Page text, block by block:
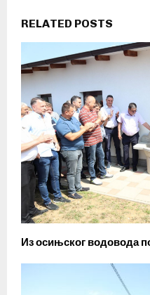
RELATED POSTS
Из осињског водовода